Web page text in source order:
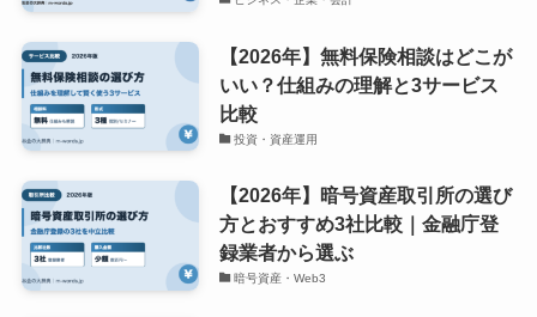
【2026年】無料保険相談はどこが
いい？仕組みの理解と3サービス
比較
投資・資産運用
【2026年】暗号資産取引所の選び
方とおすすめ3社比較｜金融庁登
録業者から選ぶ
暗号資産・Web3